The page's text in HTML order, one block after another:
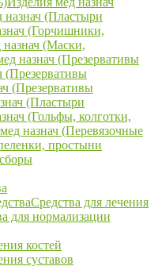
назнач (Пластыри
(Горчишники,
(Маски,
назнач (Презервативы
(Презервативы
(Презервативы
(Пластыри
(Гольфы, колготки,
назнач (Перевязочные
простыни
Средства для лечения
для нормализации
костей
суставов